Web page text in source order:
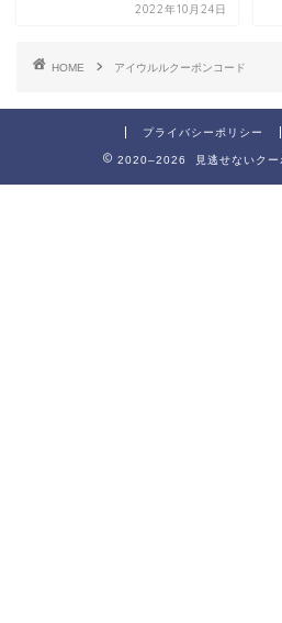
2022年10月24日
HOME アイウルルクーポンコード
プライバシーポリシー
2020–2026 見逃せないクー